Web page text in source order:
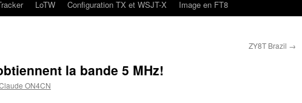
LoTW Configuration TX et WSJT-X Image en FT8
ZY8T Brazil →
la bande 5 MHz!
ON4CN